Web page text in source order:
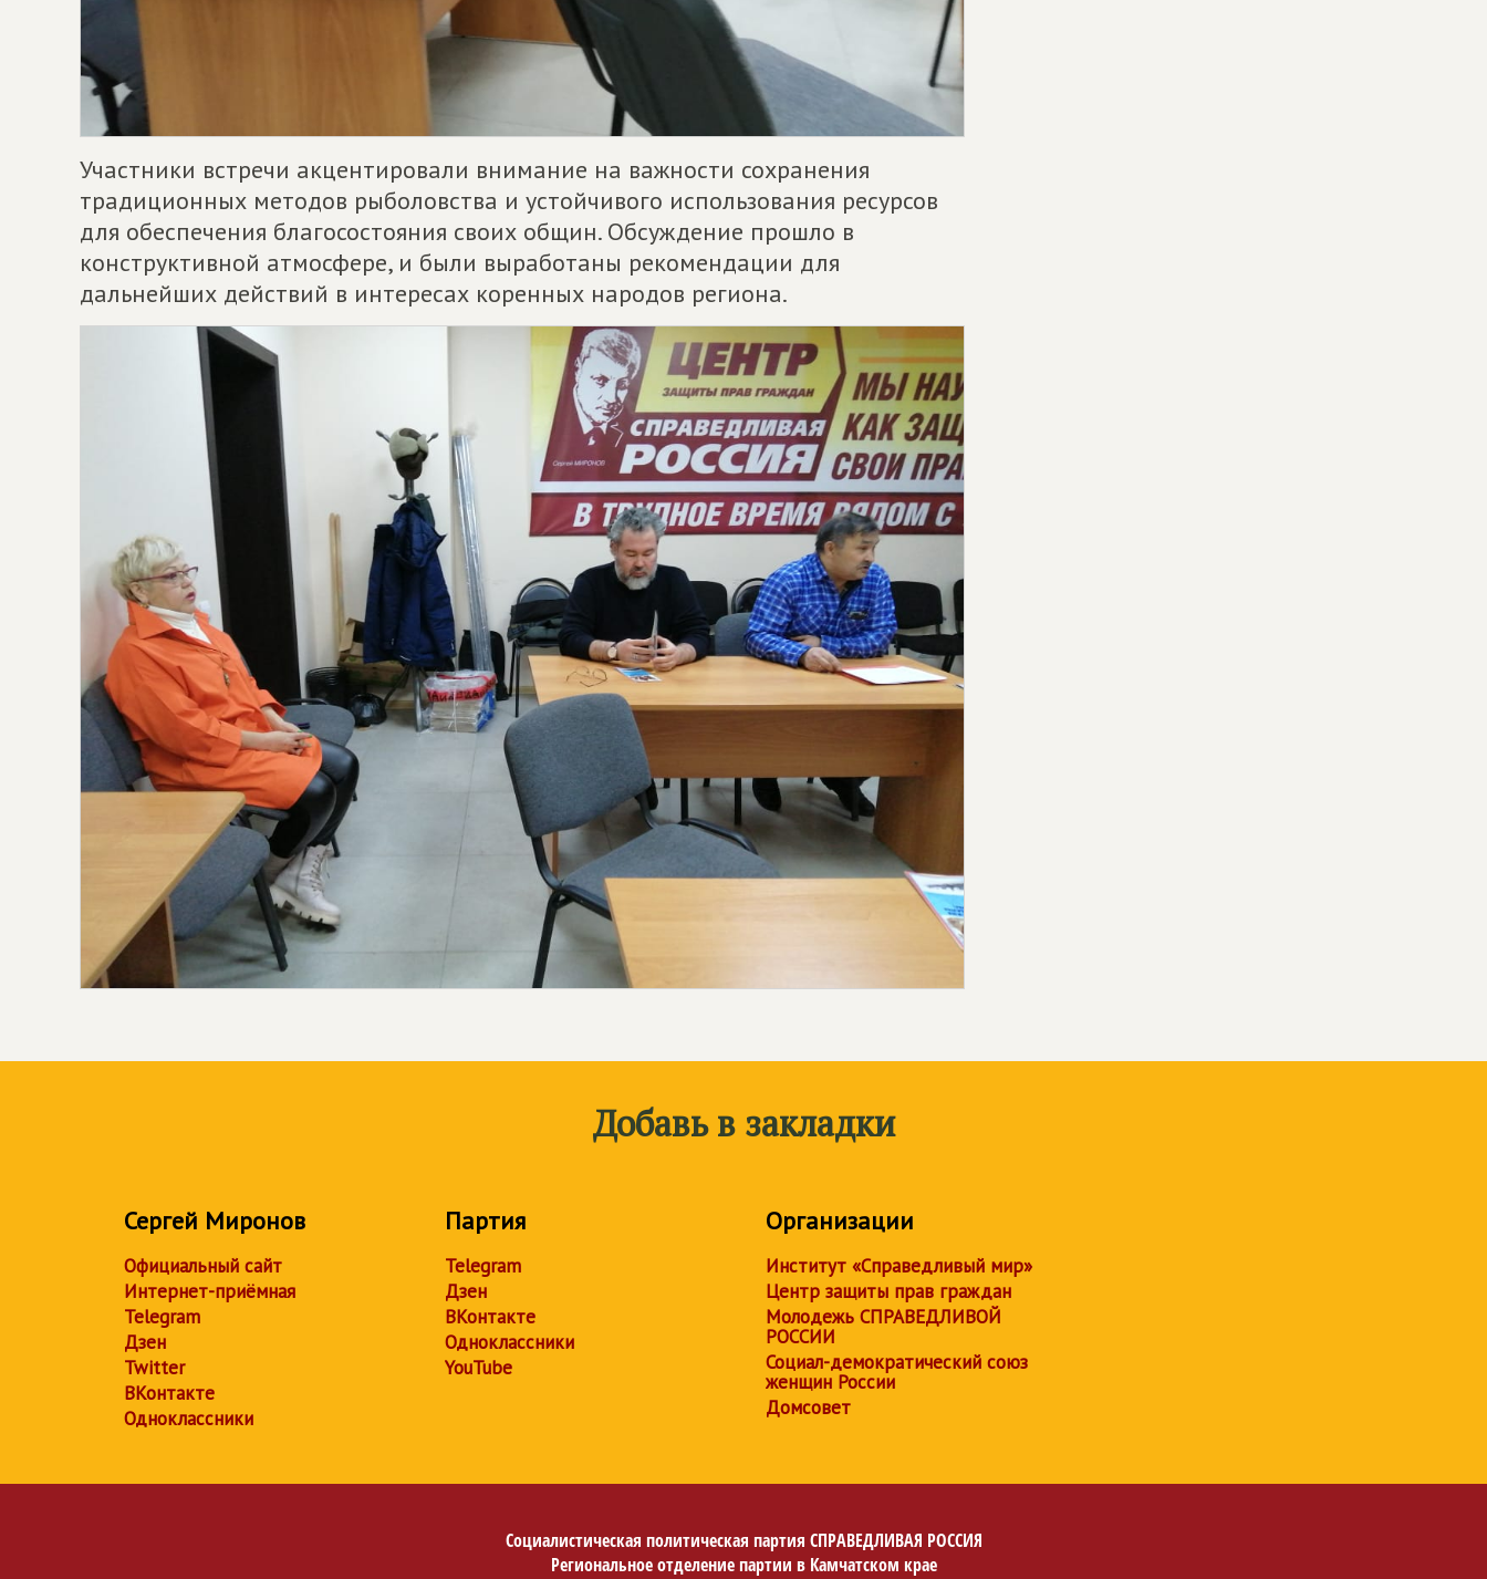
Участники встречи акцентировали внимание на важности сохранения
традиционных методов рыболовства и устойчивого использования ресурсов
для обеспечения благосостояния своих общин. Обсуждение прошло в
конструктивной атмосфере, и были выработаны рекомендации для
дальнейших действий в интересах коренных народов региона.
Добавь в закладки
Сергей Миронов
Официальный сайт
Интернет-приёмная
Telegram
Дзен
Twitter
ВКонтакте
Одноклассники
Партия
Telegram
Дзен
ВКонтакте
Одноклассники
YouTube
Организации
Институт «Справедливый мир»
Центр защиты прав граждан
Молодежь СПРАВЕДЛИВОЙ
РОССИИ
Социал-демократический союз
женщин России
Домсовет
Социалистическая политическая партия СПРАВЕДЛИВАЯ РОССИЯ
Региональное отделение партии в Камчатском крае